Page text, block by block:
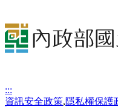
:::
資訊安全政策,隱私權保護